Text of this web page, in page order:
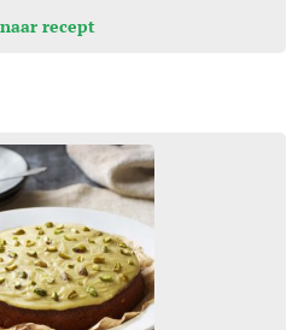
naar recept